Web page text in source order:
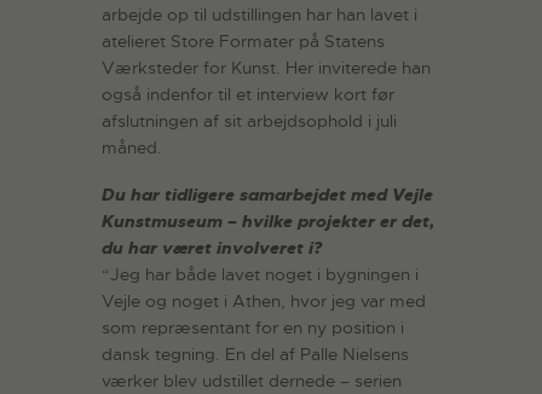
arbejde op til udstillingen har han lavet i
atelieret Store Formater på Statens
Værksteder for Kunst. Her inviterede han
også indenfor til et interview kort før
afslutningen af sit arbejdsophold i juli
måned.
Du har tidligere samarbejdet med Vejle
Kunstmuseum – hvilke projekter er det,
du har været involveret i?
“Jeg har både lavet noget i bygningen i
Vejle og noget i Athen, hvor jeg var med
som repræsentant for en ny position i
dansk tegning. En del af Palle Nielsens
værker blev udstillet dernede – serien